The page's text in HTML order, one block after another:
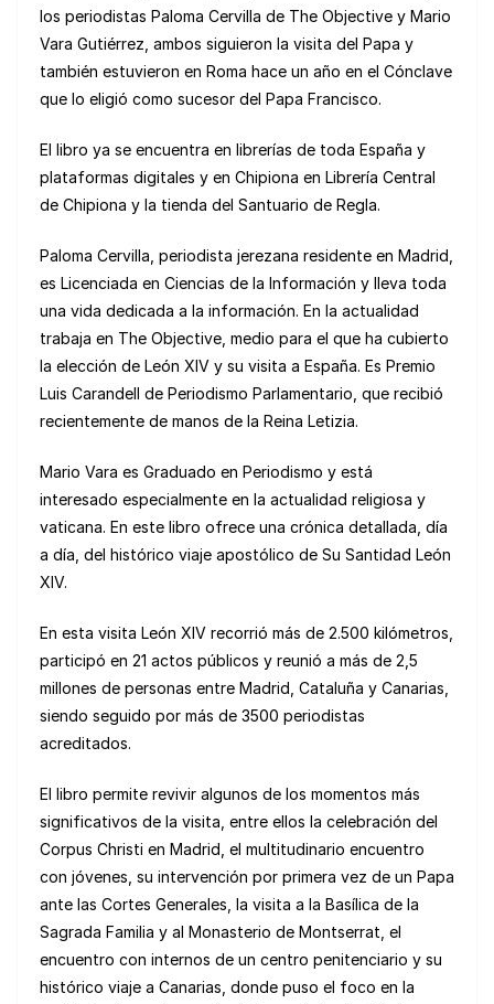
los periodistas Paloma Cervilla de The Objective y Mario
Vara Gutiérrez, ambos siguieron la visita del Papa y
también estuvieron en Roma hace un año en el Cónclave
que lo eligió como sucesor del Papa Francisco.
El libro ya se encuentra en librerías de toda España y
plataformas digitales y en Chipiona en Librería Central
de Chipiona y la tienda del Santuario de Regla.
Paloma Cervilla, periodista jerezana residente en Madrid,
es Licenciada en Ciencias de la Información y lleva toda
una vida dedicada a la información. En la actualidad
trabaja en The Objective, medio para el que ha cubierto
la elección de León XIV y su visita a España. Es Premio
Luis Carandell de Periodismo Parlamentario, que recibió
recientemente de manos de la Reina Letizia.
Mario Vara es Graduado en Periodismo y está
interesado especialmente en la actualidad religiosa y
vaticana. En este libro ofrece una crónica detallada, día
a día, del histórico viaje apostólico de Su Santidad León
XIV.
En esta visita León XIV recorrió más de 2.500 kilómetros,
participó en 21 actos públicos y reunió a más de 2,5
millones de personas entre Madrid, Cataluña y Canarias,
siendo seguido por más de 3500 periodistas
acreditados.
El libro permite revivir algunos de los momentos más
significativos de la visita, entre ellos la celebración del
Corpus Christi en Madrid, el multitudinario encuentro
con jóvenes, su intervención por primera vez de un Papa
ante las Cortes Generales, la visita a la Basílica de la
Sagrada Familia y al Monasterio de Montserrat, el
encuentro con internos de un centro penitenciario y su
histórico viaje a Canarias, donde puso el foco en la